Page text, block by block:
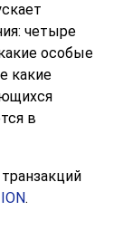
четыре
особые
какие
в
.